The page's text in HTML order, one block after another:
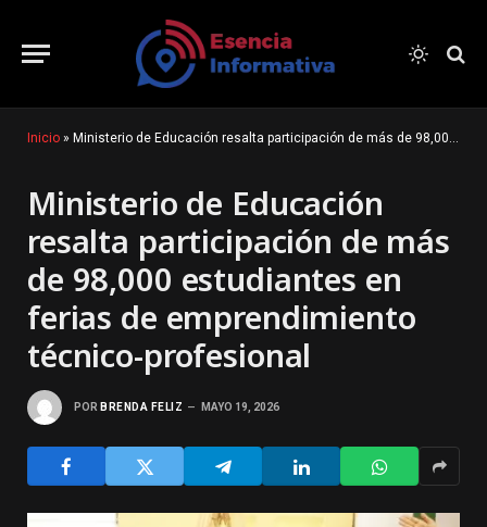
Inicio » Ministerio de Educación resalta participación de más de 98,000 estudiantes en ferias de emprendimiento técnico-profesional
Ministerio de Educación
resalta participación de más
de 98,000 estudiantes en
ferias de emprendimiento
técnico-profesional
POR BRENDA FELIZ MAYO 19, 2026